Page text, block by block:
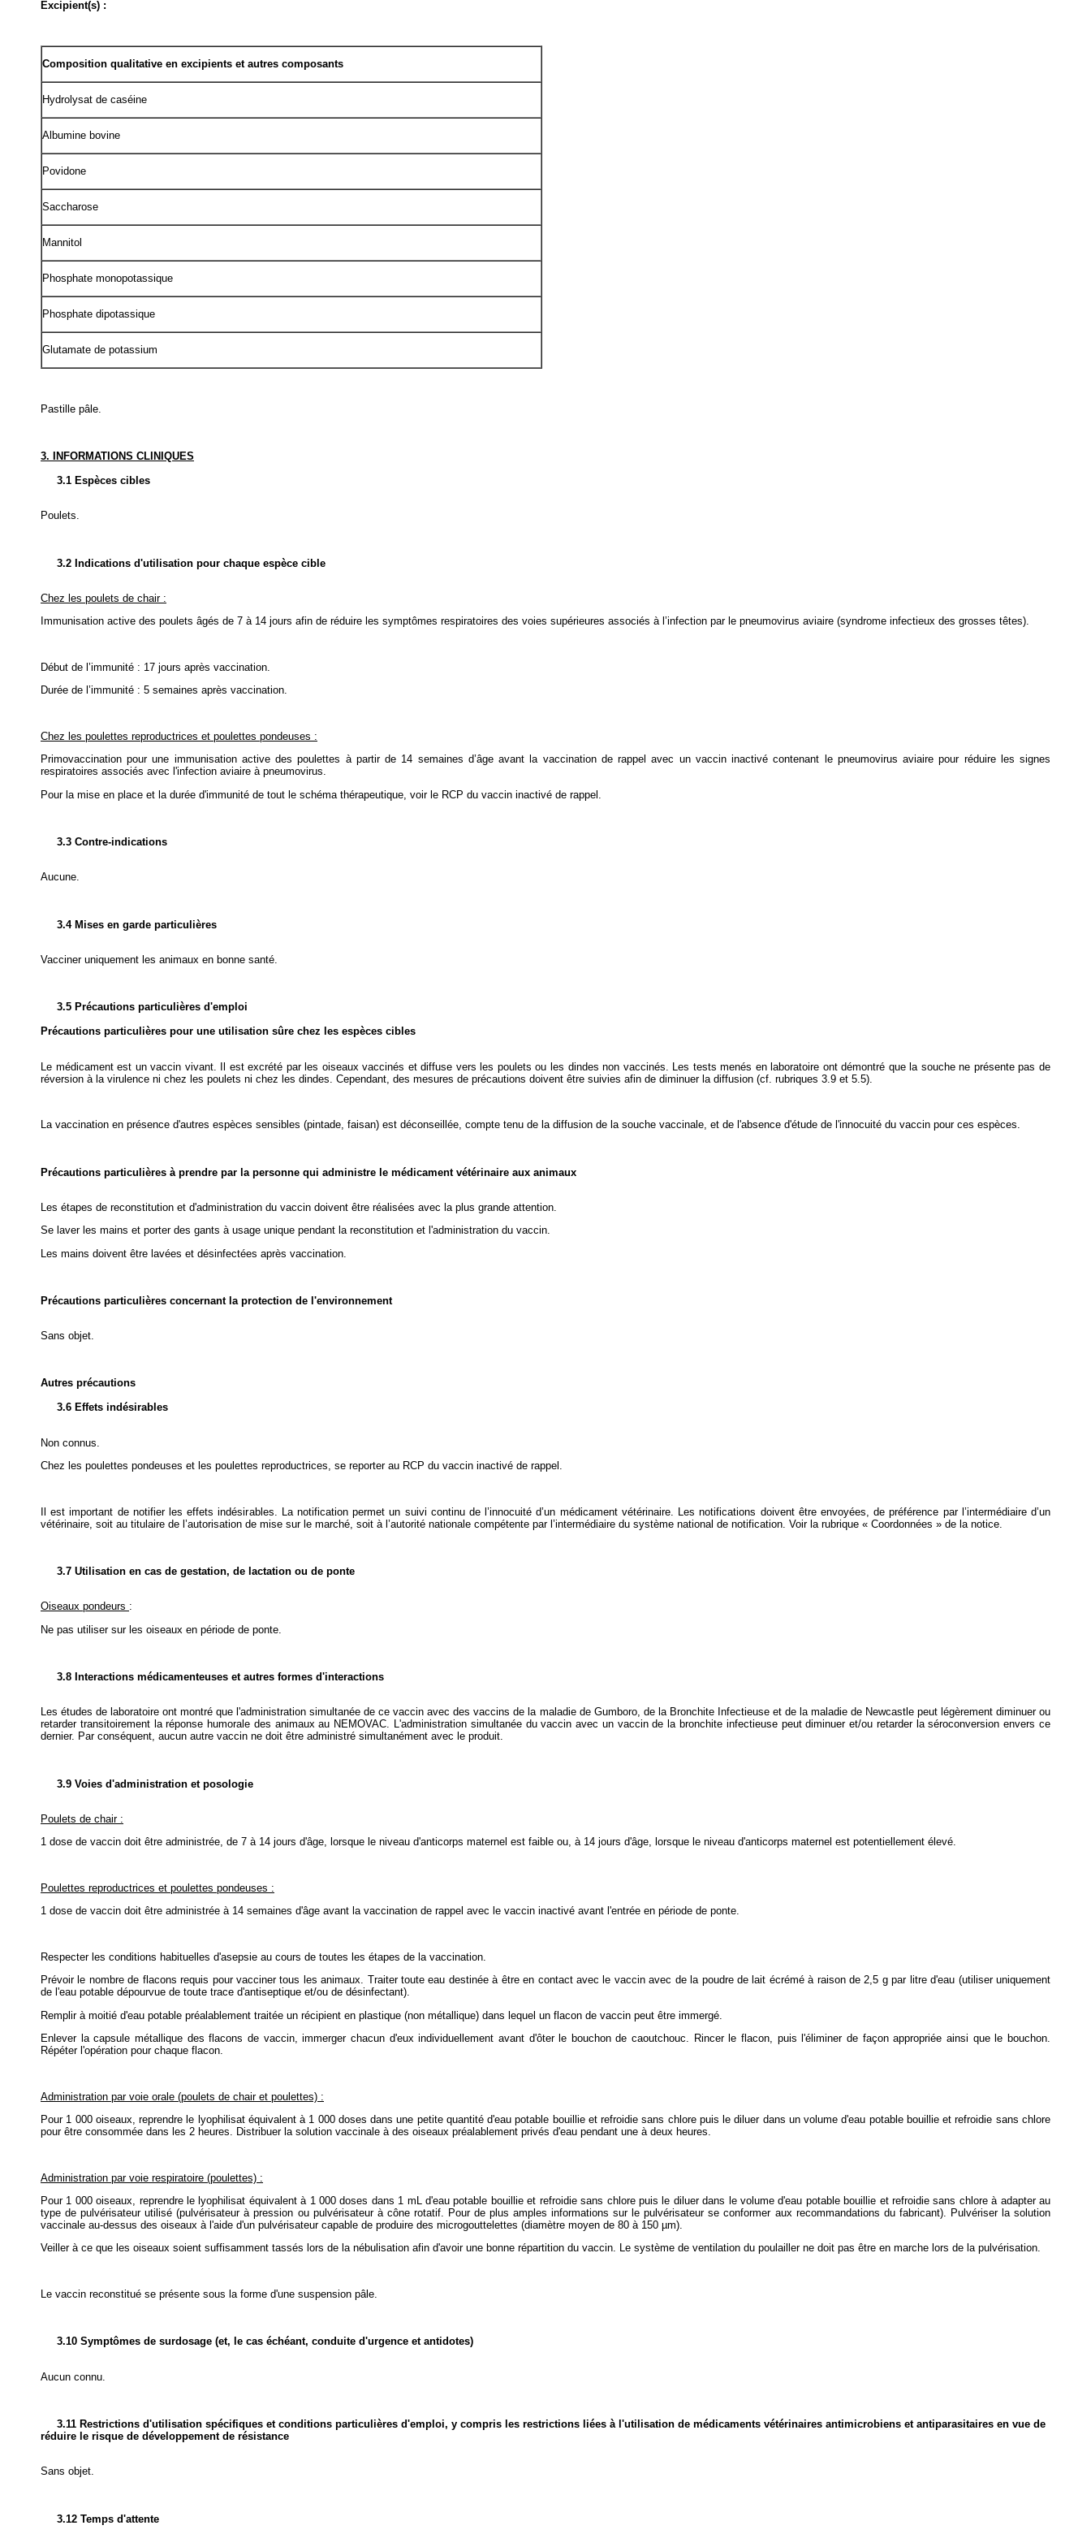
Excipient(s) :
Composition qualitative en excipients et autres composants
Hydrolysat de caséine
Albumine bovine
Povidone
Saccharose
Mannitol
Phosphate monopotassique
Phosphate dipotassique
Glutamate de potassium
Pastille pâle.
3. INFORMATIONS CLINIQUES
3.1 Espèces cibles
Poulets.
3.2 Indications d'utilisation pour chaque espèce cible
Chez les poulets de chair :
Immunisation active des poulets âgés de 7 à 14 jours afin de réduire les symptômes respiratoires des voies supérieures associés à l’infection par le pneumovirus aviaire (syndrome infectieux des grosses têtes).
Début de l’immunité : 17 jours après vaccination.
Durée de l’immunité : 5 semaines après vaccination.
Chez les poulettes reproductrices et poulettes pondeuses :
Primovaccination pour une immunisation active des poulettes à partir de 14 semaines d’âge avant la vaccination de rappel avec un vaccin inactivé contenant le pneumovirus aviaire pour réduire les signes
respiratoires associés avec l'infection aviaire à pneumovirus.
Pour la mise en place et la durée d'immunité de tout le schéma thérapeutique, voir le RCP du vaccin inactivé de rappel.
3.3 Contre-indications
Aucune.
3.4 Mises en garde particulières
Vacciner uniquement les animaux en bonne santé.
3.5 Précautions particulières d'emploi
Précautions particulières pour une utilisation sûre chez les espèces cibles
Le médicament est un vaccin vivant. Il est excrété par les oiseaux vaccinés et diffuse vers les poulets ou les dindes non vaccinés. Les tests menés en laboratoire ont démontré que la souche ne présente pas de
réversion à la virulence ni chez les poulets ni chez les dindes. Cependant, des mesures de précautions doivent être suivies afin de diminuer la diffusion (cf. rubriques 3.9 et 5.5).
La vaccination en présence d'autres espèces sensibles (pintade, faisan) est déconseillée, compte tenu de la diffusion de la souche vaccinale, et de l'absence d'étude de l'innocuité du vaccin pour ces espèces.
Précautions particulières à prendre par la personne qui administre le médicament vétérinaire aux animaux
Les étapes de reconstitution et d'administration du vaccin doivent être réalisées avec la plus grande attention.
Se laver les mains et porter des gants à usage unique pendant la reconstitution et l'administration du vaccin.
Les mains doivent être lavées et désinfectées après vaccination.
Précautions particulières concernant la protection de l'environnement
Sans objet.
Autres précautions
3.6 Effets indésirables
Non connus.
Chez les poulettes pondeuses et les poulettes reproductrices, se reporter au RCP du vaccin inactivé de rappel.
Il est important de notifier les effets indésirables. La notification permet un suivi continu de l’innocuité d’un médicament vétérinaire. Les notifications doivent être envoyées, de préférence par l’intermédiaire d’un
vétérinaire, soit au titulaire de l’autorisation de mise sur le marché, soit à l’autorité nationale compétente par l’intermédiaire du système national de notification. Voir la rubrique « Coordonnées » de la notice.
3.7 Utilisation en cas de gestation, de lactation ou de ponte
Oiseaux pondeurs :
Ne pas utiliser sur les oiseaux en période de ponte.
3.8 Interactions médicamenteuses et autres formes d'interactions
Les études de laboratoire ont montré que l'administration simultanée de ce vaccin avec des vaccins de la maladie de Gumboro, de la Bronchite Infectieuse et de la maladie de Newcastle peut légèrement diminuer ou
retarder transitoirement la réponse humorale des animaux au NEMOVAC. L'administration simultanée du vaccin avec un vaccin de la bronchite infectieuse peut diminuer et/ou retarder la séroconversion envers ce
dernier. Par conséquent, aucun autre vaccin ne doit être administré simultanément avec le produit.
3.9 Voies d'administration et posologie
Poulets de chair :
1 dose de vaccin doit être administrée, de 7 à 14 jours d'âge, lorsque le niveau d'anticorps maternel est faible ou, à 14 jours d'âge, lorsque le niveau d'anticorps maternel est potentiellement élevé.
Poulettes reproductrices et poulettes pondeuses :
1 dose de vaccin doit être administrée à 14 semaines d'âge avant la vaccination de rappel avec le vaccin inactivé avant l'entrée en période de ponte.
Respecter les conditions habituelles d'asepsie au cours de toutes les étapes de la vaccination.
Prévoir le nombre de flacons requis pour vacciner tous les animaux. Traiter toute eau destinée à être en contact avec le vaccin avec de la poudre de lait écrémé à raison de 2,5 g par litre d'eau (utiliser uniquement
de l'eau potable dépourvue de toute trace d'antiseptique et/ou de désinfectant).
Remplir à moitié d'eau potable préalablement traitée un récipient en plastique (non métallique) dans lequel un flacon de vaccin peut être immergé.
Enlever la capsule métallique des flacons de vaccin, immerger chacun d'eux individuellement avant d'ôter le bouchon de caoutchouc. Rincer le flacon, puis l'éliminer de façon appropriée ainsi que le bouchon.
Répéter l'opération pour chaque flacon.
Administration par voie orale (poulets de chair et poulettes) :
Pour 1 000 oiseaux, reprendre le lyophilisat équivalent à 1 000 doses dans une petite quantité d'eau potable bouillie et refroidie sans chlore puis le diluer dans un volume d'eau potable bouillie et refroidie sans chlore
pour être consommée dans les 2 heures. Distribuer la solution vaccinale à des oiseaux préalablement privés d'eau pendant une à deux heures.
Administration par voie respiratoire (poulettes) :
Pour 1 000 oiseaux, reprendre le lyophilisat équivalent à 1 000 doses dans 1 mL d'eau potable bouillie et refroidie sans chlore puis le diluer dans le volume d'eau potable bouillie et refroidie sans chlore à adapter au
type de pulvérisateur utilisé (pulvérisateur à pression ou pulvérisateur à cône rotatif. Pour de plus amples informations sur le pulvérisateur se conformer aux recommandations du fabricant). Pulvériser la solution
vaccinale au-dessus des oiseaux à l'aide d'un pulvérisateur capable de produire des microgouttelettes (diamètre moyen de 80 à 150 µm).
Veiller à ce que les oiseaux soient suffisamment tassés lors de la nébulisation afin d'avoir une bonne répartition du vaccin. Le système de ventilation du poulailler ne doit pas être en marche lors de la pulvérisation.
Le vaccin reconstitué se présente sous la forme d'une suspension pâle.
3.10 Symptômes de surdosage (et, le cas échéant, conduite d'urgence et antidotes)
Aucun connu.
3.11 Restrictions d'utilisation spécifiques et conditions particulières d'emploi, y compris les restrictions liées à l'utilisation de médicaments vétérinaires antimicrobiens et antiparasitaires en vue de
réduire le risque de développement de résistance
Sans objet.
3.12 Temps d'attente